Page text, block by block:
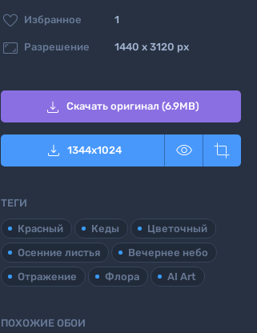
 Избранное 1
 Разрешение 1440 x 3120 px
 Скачать оригинал (6.9MB)
 1344x1024  
ТЕГИ
Красный Кеды
Цветочный
Осенние листья
Вечернее небо
Отражение
Флора AI Art
ПОХОЖИЕ ОБОИ